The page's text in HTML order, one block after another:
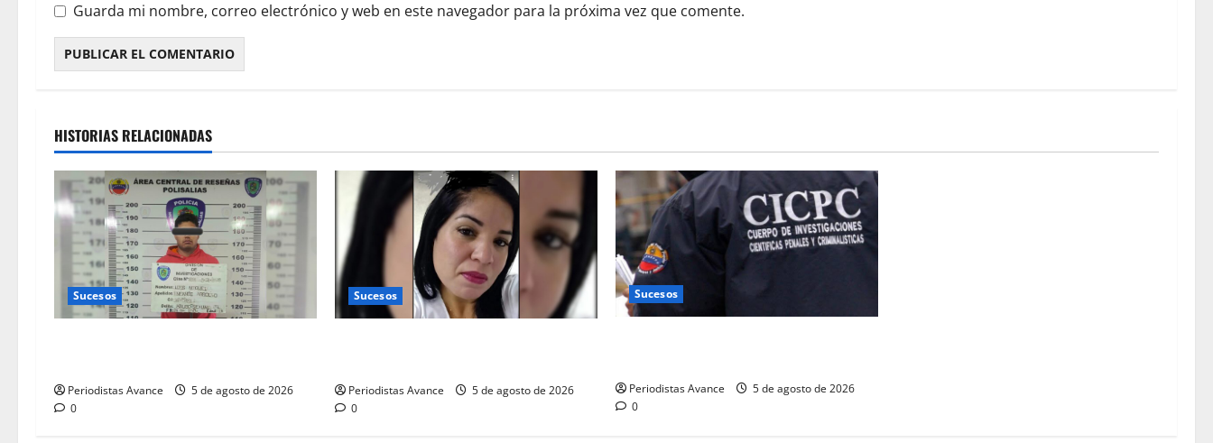
Guarda mi nombre, correo electrónico y web en este navegador para la próxima vez que comente.
HISTORIAS RELACIONADAS
Sucesos
Periodistas Avance
5 de agosto de 2026
0
Sucesos
Periodistas Avance
5 de agosto de 2026
0
Sucesos
Periodistas Avance
5 de agosto de 2026
0